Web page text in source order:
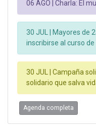
06 AGO | Charla: El
30 JUL |
Mayores de
inscribirse al curso de
30 JUL | Campaña
solidario que salva
Agenda completa